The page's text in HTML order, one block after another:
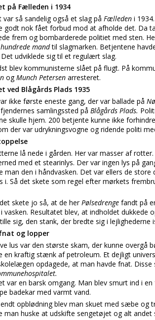
på Fælleden i 1934
var så sandelig også et slag på Fælleden i
godt nok fået forbud mod at afholde det. Da
frem og bombarderede politiet med sten.
mandtil slagmarken. Betjentene
udviklede sig til et regulært slag.
blev kommunisterne slået på flugt. På
ogMunch Petersen arresteret.
ved Blågårds Plads 1935
ikke første eneste gang, der var ballade på
samlingssted på Blågårds Plads.
skulle hjem. 200 betjente kunne ikke
der var udrykningsvogne og ridende politi
lå nede i gården. Her var masser af
med et stearinlys. Der var ingen lys på
man den i håndvasken. Det var ellers de
i. Så det skete som regel efter mørkets
skete jo så, at de herPølsedrenge fandt på
vasken. Resultatet blev, at indholdet dukkede
sig, den stank, der bredte sig i
og lopper
lus var den største skam, der kunne overgå
en kraftig stænk af petroleum. Et dejligt
opdagede, at man havde fnat.
var en barsk omgang. Man blev smurt ind i
badekar med varmt vand.
opblødning blev man skuet med sæbe og
man huske at udskifte sengetøjet og alt andet